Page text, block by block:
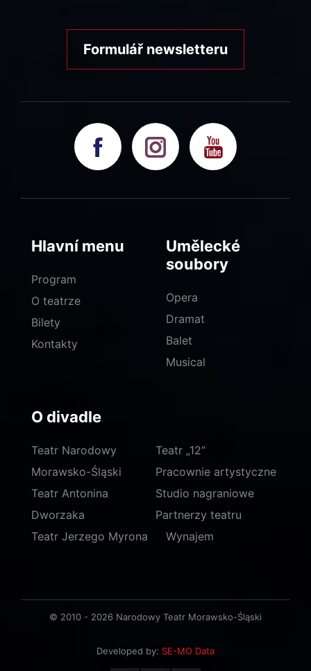
Formulář newsletteru
Hlavní menu
Program
O teatrze
Bilety
Kontakty
Umělecké
soubory
Opera
Dramat
Balet
Musical
O divadle
Teatr Narodowy
Morawsko-Śląski
Teatr Antonina
Dworzaka
Teatr Jerzego Myrona
Teatr „12“
Pracownie artystyczne
Studio nagraniowe
Partnerzy teatru
Wynajem
© 2010 - 2026 Narodowy Teatr Morawsko-Śląski
Developed by: SE-MO Data